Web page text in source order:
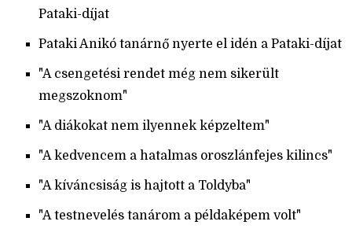
Pataki-díjat
Pataki Anikó tanárnő nyerte el idén a Pataki-díjat
"A csengetési rendet még nem sikerült
megszoknom"
"A diákokat nem ilyennek képzeltem"
"A kedvencem a hatalmas oroszlánfejes kilincs"
"A kíváncsiság is hajtott a Toldyba"
"A testnevelés tanárom a példaképem volt"